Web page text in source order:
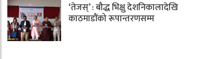
‘तेजस्’ : बौद्ध भिक्षु देशनिकालादेखि
काठमाडौंको रूपान्तरणसम्म